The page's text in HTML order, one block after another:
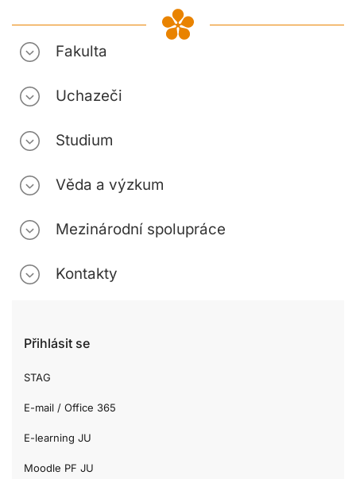
Fakulta
Uchazeči
Studium
Věda a výzkum
Mezinárodní spolupráce
Kontakty
Přihlásit se
STAG
E-mail / Office 365
E-learning JU
Moodle PF JU